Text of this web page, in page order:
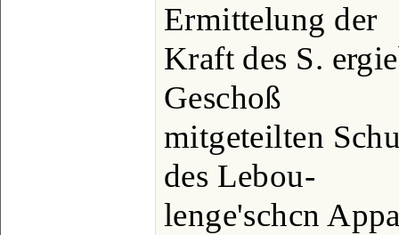
Ermittelung der
Kraft des S.
Geschoß
mitgeteilten
des Lebou-
lenge'schcn